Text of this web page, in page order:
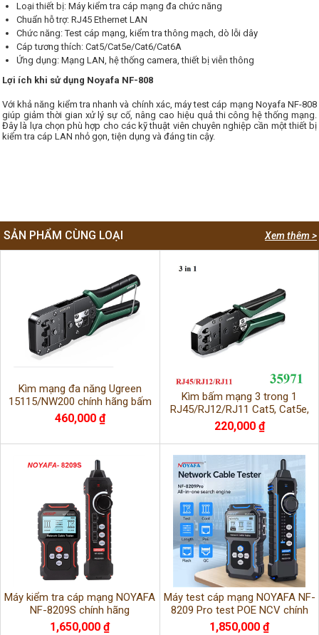
Loại thiết bị: Máy kiểm tra cáp mạng đa chức năng
Chuẩn hỗ trợ: RJ45 Ethernet LAN
Chức năng: Test cáp mạng, kiểm tra thông mạch, dò lỗi dây
Cáp tương thích: Cat5/Cat5e/Cat6/Cat6A
Ứng dụng: Mạng LAN, hệ thống camera, thiết bị viễn thông
Lợi ích khi sử dụng Noyafa NF-808
Với khả năng kiểm tra nhanh và chính xác, máy test cáp mạng Noyafa NF-808
giúp giảm thời gian xử lý sự cố, nâng cao hiệu quả thi công hệ thống mạng.
Đây là lựa chọn phù hợp cho các kỹ thuật viên chuyên nghiệp cần một thiết bị
kiểm tra cáp LAN nhỏ gọn, tiện dụng và đáng tin cậy.
Xem thêm >
SẢN PHẨM CÙNG LOẠI
Kìm mạng đa năng Ugreen
15115/NW200 chính hãng bấm
chuẩn RJ11,RJ12,RJ45
460,000 ₫
Kìm bấm mạng 3 trong 1
RJ45/RJ12/RJ11 Cat5, Cat5e,
Cat6 Ugreen 35971/NW304
220,000 ₫
Máy kiểm tra cáp mạng NOYAFA
NF-8209S chính hãng
1,650,000 ₫
Máy test cáp mạng NOYAFA NF-
8209 Pro test POE NCV chính
hãng
1,850,000 ₫